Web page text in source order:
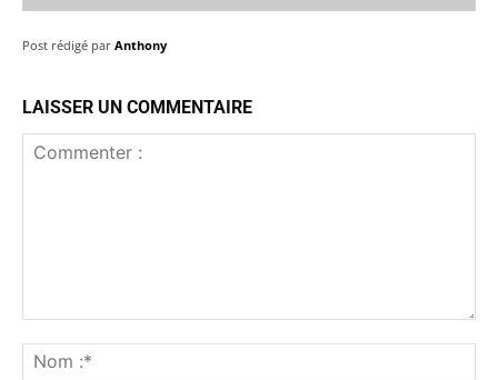
Post rédigé par Anthony
LAISSER UN COMMENTAIRE